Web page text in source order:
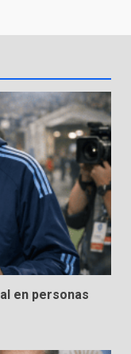
en personas